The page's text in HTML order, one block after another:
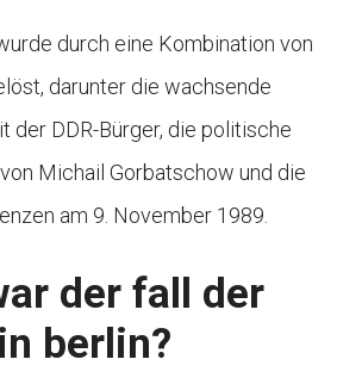
durch eine Kombination von
darunter die wachsende
der DDR-Bürger, die politische
Michail Gorbatschow und die
am 9. November 1989.
der fall der
berlin?